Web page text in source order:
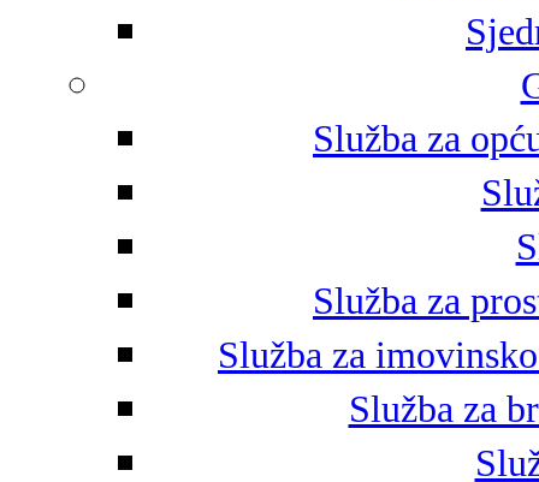
Služba za
Služba za
Služba za
Služba za